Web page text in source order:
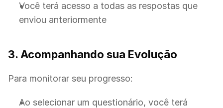
Você terá acesso a todas as respostas que
enviou anteriormente
3. Acompanhando sua Evolução
Para monitorar seu progresso:
Ao selecionar um questionário, você terá